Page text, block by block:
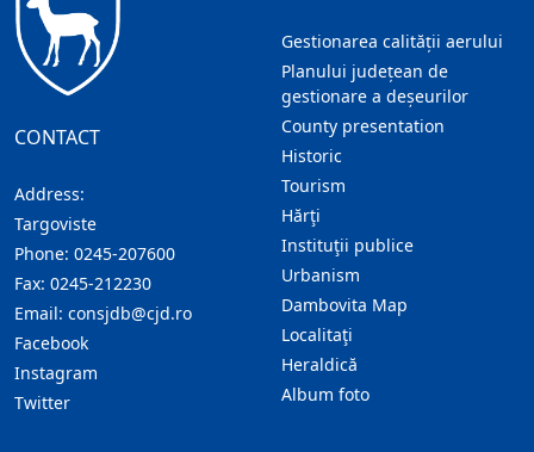
CONTACT
Address:
Targoviste
Phone: 0245-207600
Fax: 0245-212230
Email: consjdb@cjd.ro
Facebook
Instagram
Twitter
Gestionarea calității aerului
Planului județean de
gestionare a deșeurilor
County presentation
Historic
Tourism
Hărţi
Instituţii publice
Urbanism
Dambovita Map
Localitaţi
Heraldică
Album foto